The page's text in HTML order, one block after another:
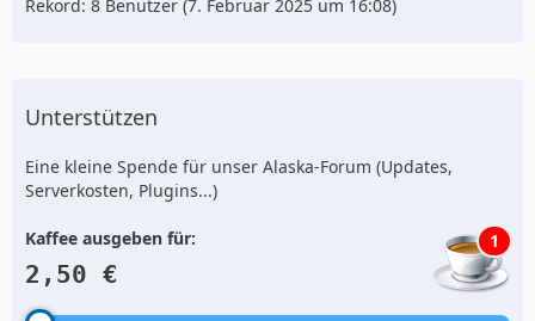
Rekord: 8 Benutzer (7. Februar 2025 um 16:08)
Unterstützen
Eine kleine Spende für unser Alaska-Forum (Updates,
Serverkosten, Plugins...)
Kaffee ausgeben für:
2,50 €
1